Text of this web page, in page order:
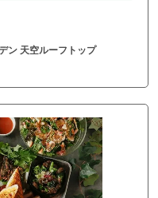
ン 天空ルーフトップ